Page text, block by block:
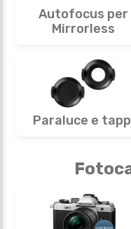
Autofocus per
Mirrorless
Paraluce e